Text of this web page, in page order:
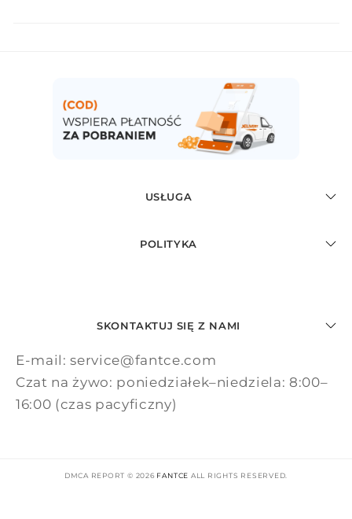
USŁUGA
POLITYKA
SKONTAKTUJ SIĘ Z NAMI
E-mail: service@fantce.com
Czat na żywo: poniedziałek–niedziela: 8:00–
16:00 (czas pacyficzny)
DMCA REPORT © 2026 FANTCE ALL RIGHTS RESERVED.